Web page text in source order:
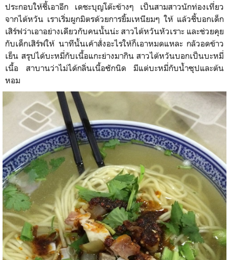
ประกอบให้ชี้เอาอีก เดชะบุญโต๊ะข้างๆ เป็นสามสาวนักท่องเที่ยว
จากไต้หวัน เราเริ่มผูกมิตรด้วยการยิ้มเหนียมๆ ให้ แล้วชี้บอกเด็ก
เสิร์ฟว่าเอาอย่างเดียวกับคนนั้นน่ะ สาวไต้หวันหัวเราะ และช่วยคุย
กับเด็กเสิร์ฟให้ นาทีนั้นเค้าสั่งอะไรให้ก็เอาหมดแหละ กลัวอดข้าว
เย็น สรุปได้บะหมี่กับเนื้อแกะย่างมากิน สาวไต้หวันบอกเป็นบะหมี่
เนื้อ สาบานว่าไม่ได้กลิ่นเนื้อซักนิด มีแต่บะหมี่กับน้ำซุปและต้น
หอม